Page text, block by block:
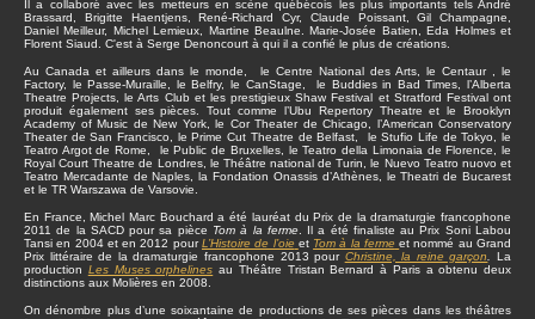
Il a collaboré avec les metteurs en scène québécois les plus importants tels André
Brassard, Brigitte Haentjens, René-Richard Cyr, Claude Poissant, Gil Champagne,
Daniel Meilleur, Michel Lemieux, Martine Beaulne. Marie-Josée Batien, Eda Holmes et
Florent Siaud. C'est à Serge Denoncourt à qui il a confié le plus de créations.
Au Canada et ailleurs dans le monde, le Centre National des Arts, le Centaur , le
Factory, le Passe-Muraille, le Belfry, le CanStage, le Buddies in Bad Times, l’Alberta
Theatre Projects, le Arts Club et les prestigieux Shaw Festival et Stratford Festival ont
produit également ses pièces. Tout comme l’Ubu Repertory Theatre et le Brooklyn
Academy of Music de New York, le Cor Theater de Chicago, l’American Conservatory
Theater de San Francisco, le Prime Cut Theatre de Belfast, le Stufio Life de Tokyo, le
Teatro Argot de Rome, le Public de Bruxelles, le Teatro della Limonaia de Florence, le
Royal Court Theatre de Londres, le Théâtre national de Turin, le Nuevo Teatro nuovo et
Teatro Mercadante de Naples, la Fondation Onassis d’Athènes, le Theatri de Bucarest
et le TR Warszawa de Varsovie.
En France, Michel Marc Bouchard a été lauréat du Prix de la dramaturgie francophone
2011 de la SACD pour sa pièce Tom à la ferme. Il a été finaliste au Prix Soni Labou
Tansi en 2004 et en 2012 pourL’Histoire de l’oie et Tom à la ferme et nommé au Grand
Prix littéraire de la dramaturgie francophone 2013 pour Christine, la reine garçon .La
production Les Muses orphelines au Théâtre Tristan Bernard à Paris a obtenu deux
distinctions aux Molières en 2008.
On dénombre plus d’une soixantaine de productions de ses pièces dans les théâtres